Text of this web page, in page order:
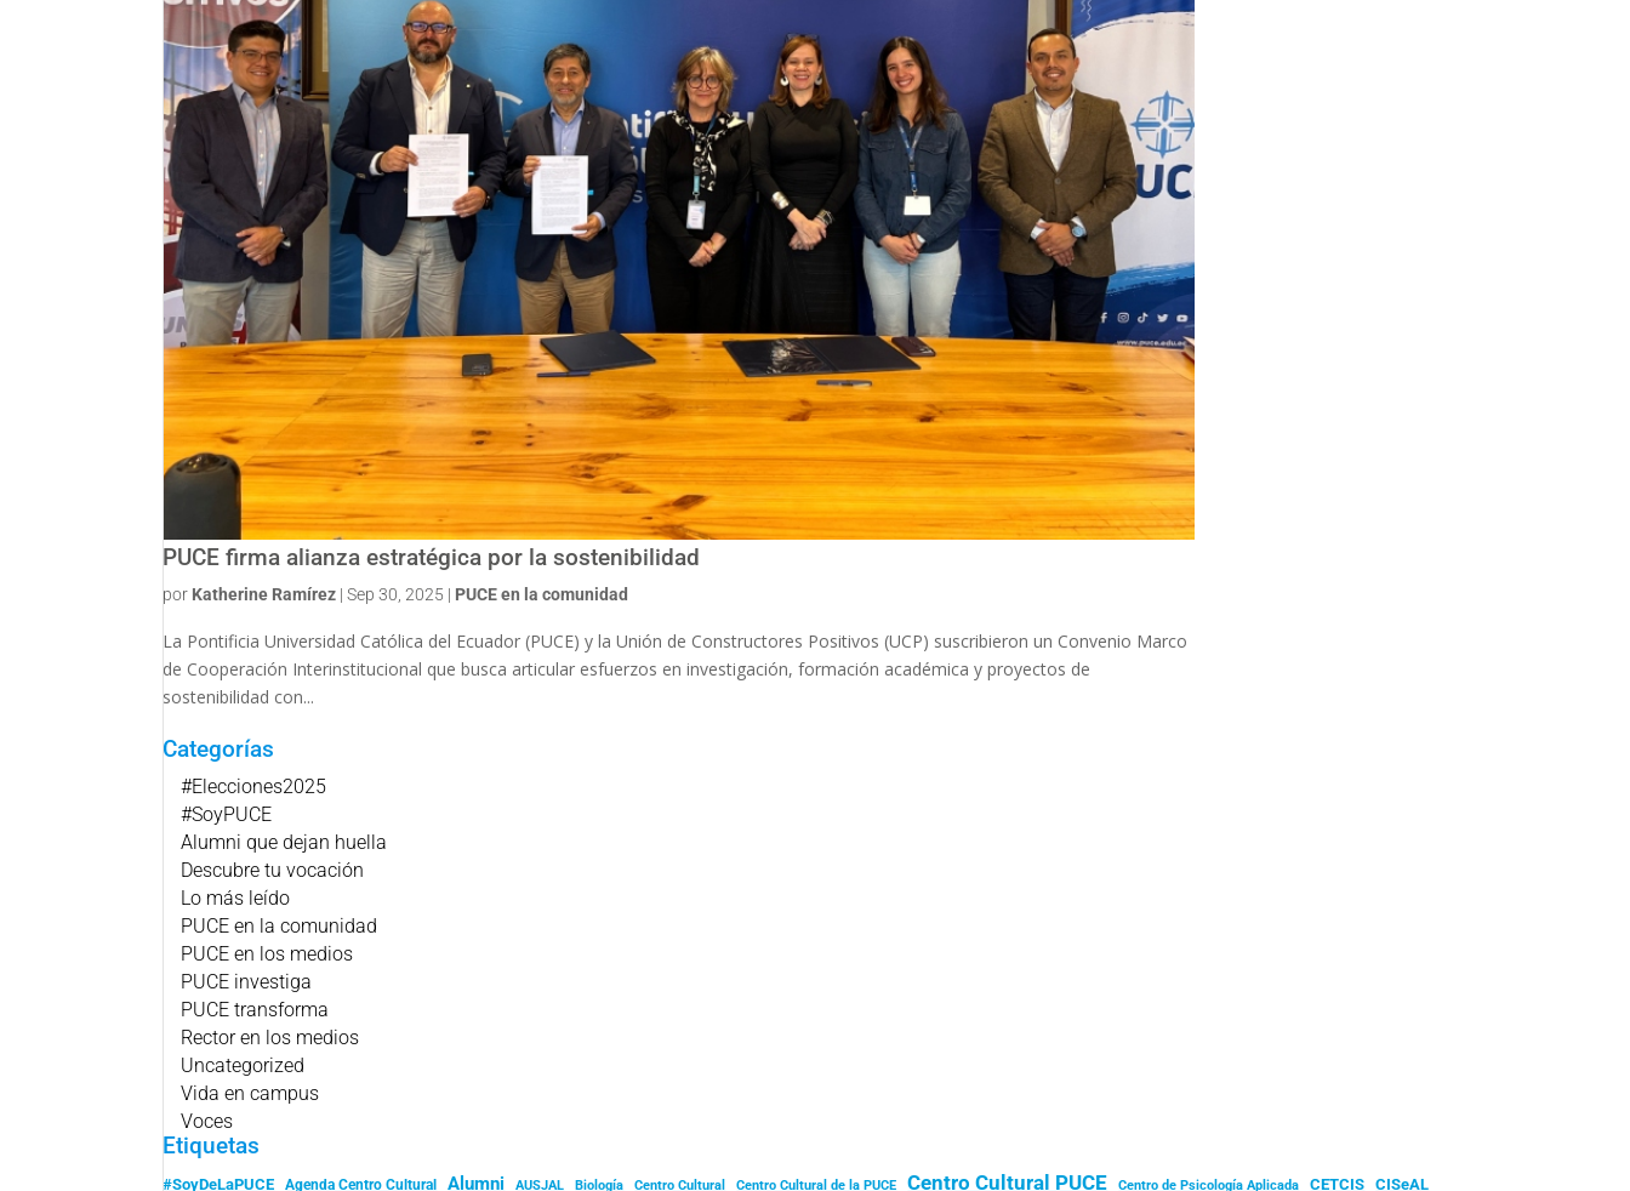
PUCE firma alianza estratégica por la sostenibilidad
por Katherine Ramírez |Sep 30, 2025 | PUCE en la comunidad
La Pontificia Universidad Católica del Ecuador (PUCE) y la Unión de Constructores Positivos (UCP) suscribieron un Convenio Marco
de Cooperación Interinstitucional que busca articular esfuerzos en investigación, formación académica y proyectos de
sostenibilidad con...
Categorías
#Elecciones2025
#SoyPUCE
Alumni que dejan huella
Descubre tu vocación
Lo más leído
PUCE en la comunidad
PUCE en los medios
PUCE investiga
PUCE transforma
Rector en los medios
Uncategorized
Vida en campus
Voces
Etiquetas
#SoyDeLaPUCE Agenda Centro Cultural Alumni AUSJAL Biología Centro Cultural Centro Cultural de la PUCE Centro Cultural PUCE Centro de Psicología Aplicada CETCIS CISeAL